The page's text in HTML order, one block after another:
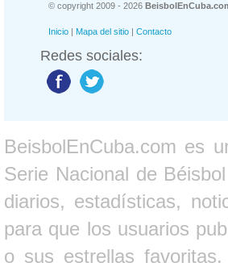
© copyright 2009 - 2026
Inicio | Mapa del sitio | Contacto
Redes sociales:
BeisbolEnCuba.com es
Serie Nacional de
diarios, estadísticas,
para que los usuarios
o sus estrellas